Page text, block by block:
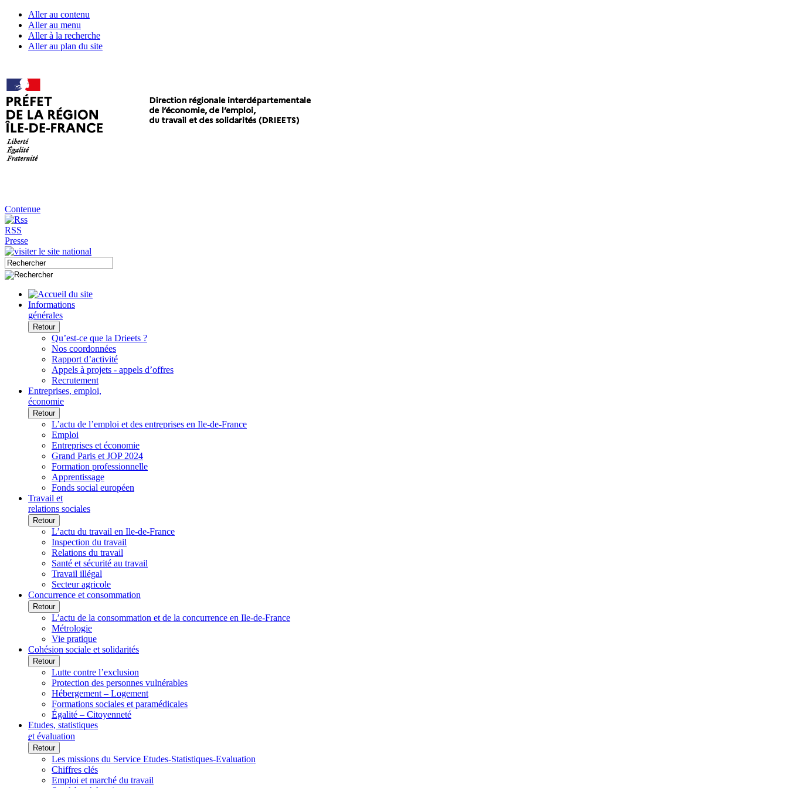
Aller au contenu
Aller au menu
Aller à la recherche
Aller au plan du site
Contenue
RSS
Presse
Informations
générales
Retour
Qu’est-ce que la Drieets ?
Nos coordonnées
Rapport d’activité
Appels à projets - appels d’offres
Recrutement
Entreprises, emploi,
économie
Retour
L’actu de l’emploi et des entreprises en Ile-de-France
Emploi
Entreprises et économie
Grand Paris et JOP 2024
Formation professionnelle
Apprentissage
Fonds social européen
Travail et
relations sociales
Retour
L’actu du travail en Ile-de-France
Inspection du travail
Relations du travail
Santé et sécurité au travail
Travail illégal
Secteur agricole
Concurrence et consommation
Retour
L’actu de la consommation et de la concurrence en Ile-de-France
Métrologie
Vie pratique
Cohésion sociale et solidarités
Retour
Lutte contre l’exclusion
Protection des personnes vulnérables
Hébergement – Logement
Formations sociales et paramédicales
Égalité – Citoyenneté
Etudes, statistiques
et évaluation
Retour
Les missions du Service Etudes-Statistiques-Evaluation
Chiffres clés
Emploi et marché du travail